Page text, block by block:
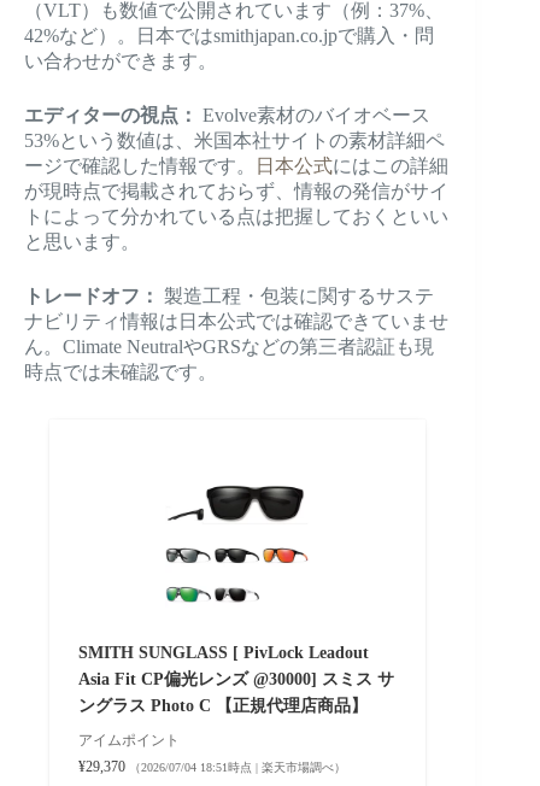
（VLT）も数値で公開されています（例：37%、
42%など）。日本ではsmithjapan.co.jpで購入・問
い合わせができます。
エディターの視点： Evolve素材のバイオベース
53%という数値は、米国本社サイトの素材詳細ペ
ージで確認した情報です。
日本公式にはこの詳細
が現時点で掲載されておらず、情報の発信がサイ
トによって分かれている点は把握しておくといい
と思います。
トレードオフ： 製造工程・包装に関するサステ
ナビリティ情報は日本公式では確認できていませ
ん。Climate NeutralやGRSなどの第三者認証も現
時点では未確認です。
SMITH SUNGLASS [ PivLock Leadout
Asia Fit CP偏光レンズ @30000] スミス サ
ングラス Photo C 【正規代理店商品】
アイムポイント
¥29,370
（2026/07/04 18:51時点 | 楽天市場調べ）